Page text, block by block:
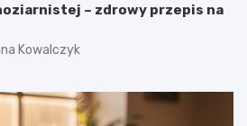
– zdrowy przepis na
Kowalczyk